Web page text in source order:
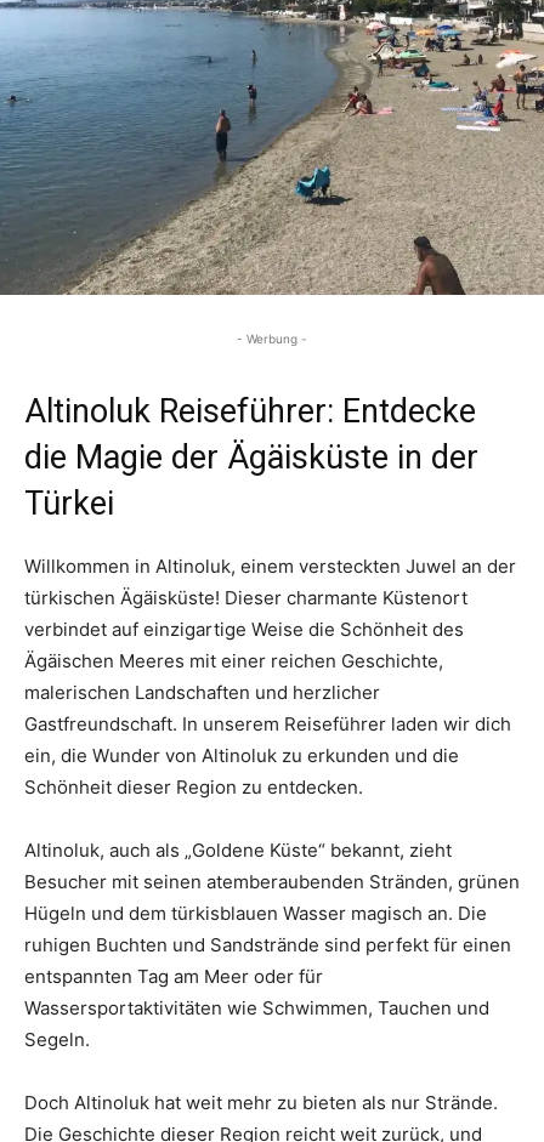
- Werbung -
Altinoluk Reiseführer: Entdecke
die Magie der Ägäisküste in der
Türkei
Willkommen in Altinoluk, einem versteckten Juwel an der
türkischen Ägäisküste! Dieser charmante Küstenort
verbindet auf einzigartige Weise die Schönheit des
Ägäischen Meeres mit einer reichen Geschichte,
malerischen Landschaften und herzlicher
Gastfreundschaft. In unserem Reiseführer laden wir dich
ein, die Wunder von Altinoluk zu erkunden und die
Schönheit dieser Region zu entdecken.
Altinoluk, auch als „Goldene Küste“ bekannt, zieht
Besucher mit seinen atemberaubenden Stränden, grünen
Hügeln und dem türkisblauen Wasser magisch an. Die
ruhigen Buchten und Sandstrände sind perfekt für einen
entspannten Tag am Meer oder für
Wassersportaktivitäten wie Schwimmen, Tauchen und
Segeln.
Doch Altinoluk hat weit mehr zu bieten als nur Strände.
Die Geschichte dieser Region reicht weit zurück, und